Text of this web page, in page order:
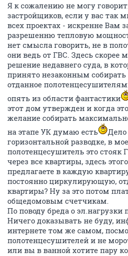
Я к сожалению не могу
застройщиков, если у вас так
всех проектах - искренне Вам
разрешенню тепловую
нет смысла говорить, не в
они ведь от ГВС. Здесь скорее
решение недавнего суда, в
принято незаконным собирать
отданное
опять из области фантастики
этот дом утвержден и когда
желание собирать
на этапе УК думаю есть
горизонтальной разводке, в
полотенцесушитель это стояк
через все квартиры, здесь
предлагаете в каждую
постоянно циркулирующую,
квартиры? Ну за это потом
общедомовым счетчикам.
По поводу бреда о эл.нагрузки
Ничего доказывать не буду,
интернете том же самом,
полотенцесушителей и не
или вы в ванной хотите пару